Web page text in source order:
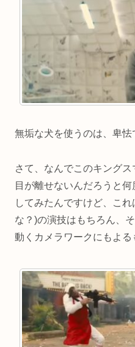
無垢な犬を使うのは、卑怯
さて、なんでこのキング
目が離せないんだろうと
してみたんですけど、こ
な？)の演技はもちろん、
動くカメラワークにもよる